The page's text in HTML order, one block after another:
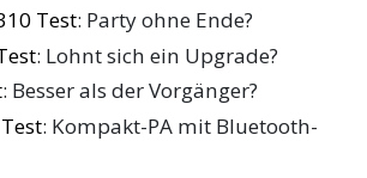
Test: Party ohne Ende?
: Lohnt sich ein Upgrade?
: Besser als der Vorgänger?
: Kompakt-PA mit Bluetooth-